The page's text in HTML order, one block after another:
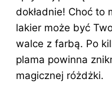
dokładnie! Choć to
lakier może być
walce z farbą. Po
plama powinna
magicznej różdżki.